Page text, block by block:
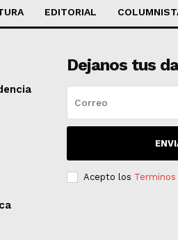
EDITORIAL
Dejanos tus
Acepto los Terminos